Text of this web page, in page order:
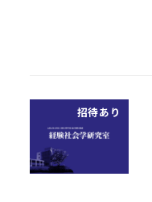
招待あり